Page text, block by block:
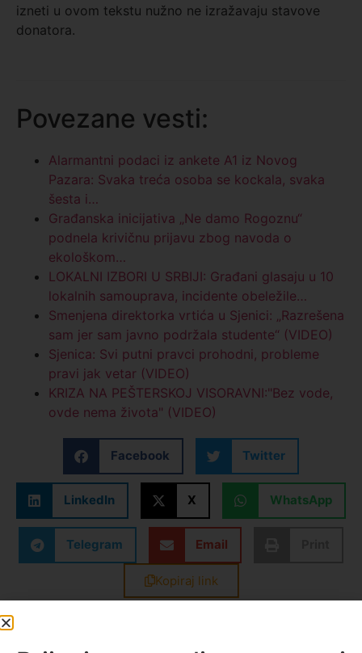
izneti u ovom tekstu nužno ne izražavaju stavove
donatora.
Povezane vesti:
Alarmantni podaci iz ankete A1 iz Novog
Pazara: Svaka treća osoba se kockala, svaka
šesta i…
Građanska inicijativa „Ne damo Rogoznu“
podnela krivičnu prijavu zbog navoda o
ekološkom…
LOKALNI IZBORI U SRBIJI: Građani glasaju u 10
lokalnih samouprava, incidente obeležile…
Smenjena direktorka vrtića u Sjenici: „Razrešena
sam jer sam javno podržala studente“ (VIDEO)
Sjenica: Svi putni pravci prohodni, probleme
pravi jak vetar (VIDEO)
KRIZA NA PEŠTERSKOJ VISORAVNI:"Bez vode,
ovde nema života" (VIDEO)
Facebook Twitter
LinkedIn X WhatsApp
Telegram Email
Kopiraj link